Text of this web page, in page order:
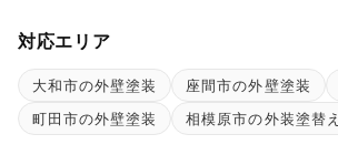
対応エリア
大和市の外壁塗装 座間市の外壁塗装
町田市の外壁塗装
相模原市の外装塗替え